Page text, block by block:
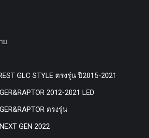
ย
GLC STYLE ตรงรุ่น ปี2015-2021
2012-2021 LED
ตรงรุ่น
GEN 2022